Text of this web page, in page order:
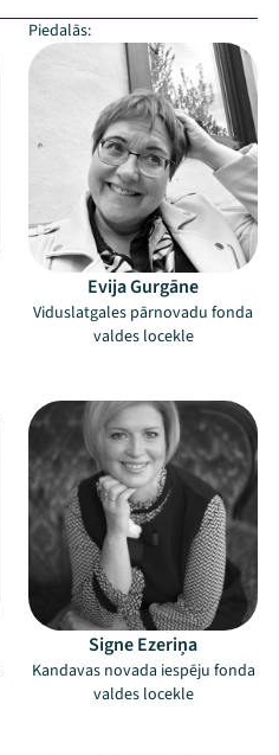
Piedalās:
Evija Gurgāne
Viduslatgales pārnovadu fonda
valdes locekle
Signe Ezeriņa
Kandavas novada iespēju fonda
valdes locekle